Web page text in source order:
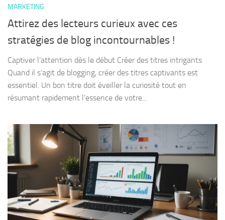
MARKETING
Attirez des lecteurs curieux avec ces
stratégies de blog incontournables !
Captiver l’attention dès le début Créer des titres intrigants
Quand il s’agit de blogging, créer des titres captivants est
essentiel. Un bon titre doit éveiller la curiosité tout en
résumant rapidement l’essence de votre...